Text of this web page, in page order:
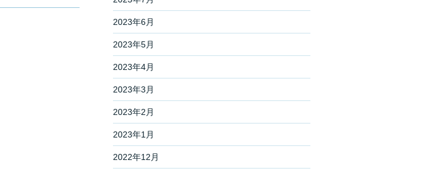
2023年6月
2023年5月
2023年4月
2023年3月
2023年2月
2023年1月
2022年12月